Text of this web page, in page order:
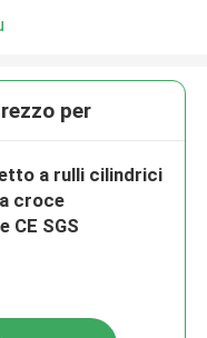
per
a rulli cilindrici
croce
CE SGS